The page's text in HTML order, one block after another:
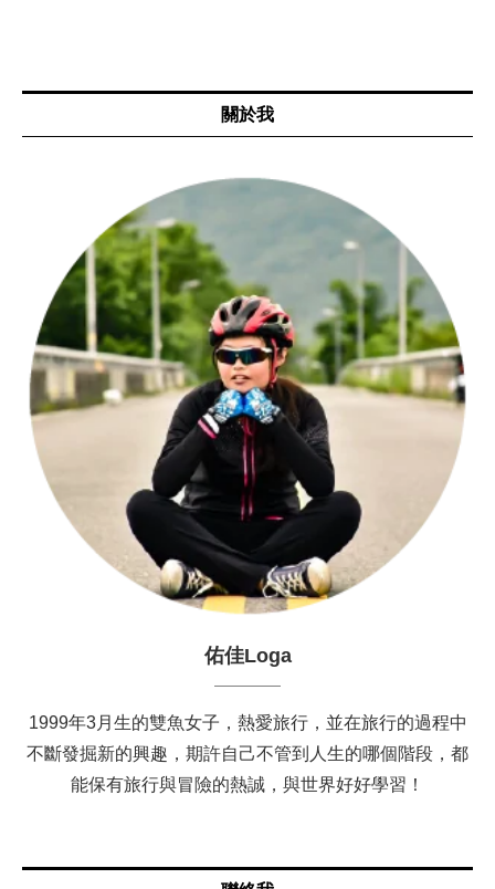
關於我
佑佳Loga
1999年3月生的雙魚女子，熱愛旅行，並在旅行的過程中
不斷發掘新的興趣，期許自己不管到人生的哪個階段，都
能保有旅行與冒險的熱誠，與世界好好學習！